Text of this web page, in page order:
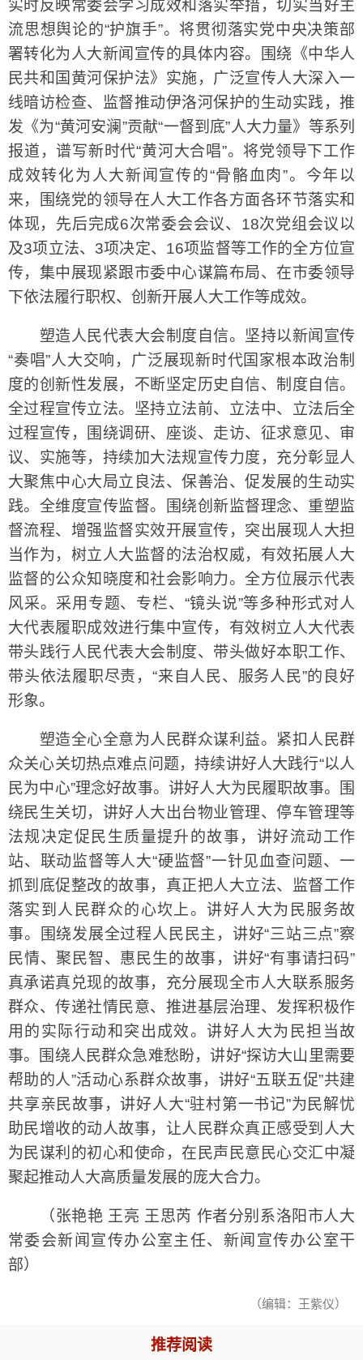
实时反映常委会学习成效和落实举措，切实当好主
流思想舆论的“护旗手”。将贯彻落实党中央决策部
署转化为人大新闻宣传的具体内容。围绕《中华人
民共和国黄河保护法》实施，广泛宣传人大深入一
线暗访检查、监督推动伊洛河保护的生动实践，推
发《为“黄河安澜”贡献“一督到底”人大力量》等系列
报道，谱写新时代“黄河大合唱”。将党领导下工作
成效转化为人大新闻宣传的“骨骼血肉”。今年以
来，围绕党的领导在人大工作各方面各环节落实和
体现，先后完成6次常委会会议、18次党组会议以
及3项立法、3项决定、16项监督等工作的全方位宣
传，集中展现紧跟市委中心谋篇布局、在市委领导
下依法履行职权、创新开展人大工作等成效。
塑造人民代表大会制度自信。坚持以新闻宣传
“奏唱”人大交响，广泛展现新时代国家根本政治制
度的创新性发展，不断坚定历史自信、制度自信。
全过程宣传立法。坚持立法前、立法中、立法后全
过程宣传，围绕调研、座谈、走访、征求意见、审
议、实施等，持续加大法规宣传力度，充分彰显人
大聚焦中心大局立良法、保善治、促发展的生动实
践。全维度宣传监督。围绕创新监督理念、重塑监
督流程、增强监督实效开展宣传，突出展现人大担
当作为，树立人大监督的法治权威，有效拓展人大
监督的公众知晓度和社会影响力。全方位展示代表
风采。采用专题、专栏、“镜头说”等多种形式对人
大代表履职成效进行集中宣传，有效树立人大代表
带头践行人民代表大会制度、带头做好本职工作、
带头依法履职尽责，“来自人民、服务人民”的良好
形象。
塑造全心全意为人民群众谋利益。紧扣人民群
众关心关切热点难点问题，持续讲好人大践行“以人
民为中心”理念好故事。讲好人大为民履职故事。围
绕民生关切，讲好人大出台物业管理、停车管理等
法规决定促民生质量提升的故事，讲好流动工作
站、联动监督等人大“硬监督”一针见血查问题、一
抓到底促整改的故事，真正把人大立法、监督工作
落实到人民群众的心坎上。讲好人大为民服务故
事。围绕发展全过程人民民主，讲好“三站三点”察
民情、聚民智、惠民生的故事，讲好“有事请扫码”
真承诺真兑现的故事，充分展现全市人大联系服务
群众、传递社情民意、推进基层治理、发挥积极作
用的实际行动和突出成效。讲好人大为民担当故
事。围绕人民群众急难愁盼，讲好“探访大山里需要
帮助的人”活动心系群众故事，讲好“五联五促”共建
共享亲民故事，讲好人大“驻村第一书记”为民解忧
助民增收的动人故事，让人民群众真正感受到人大
为民谋利的初心和使命，在民声民意民心交汇中凝
聚起推动人大高质量发展的庞大合力。
（张艳艳 王亮 王思芮 作者分别系洛阳市人大
常委会新闻宣传办公室主任、新闻宣传办公室干
部）
（编辑：王紫仪）
推荐阅读